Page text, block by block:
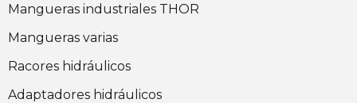
Mangueras industriales THOR
Mangueras varias
Racores hidráulicos
Adaptadores hidráulicos